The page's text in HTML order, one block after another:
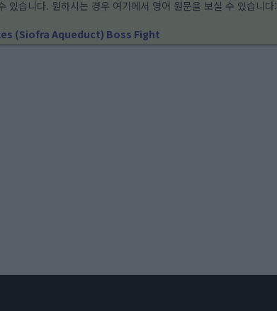
있습니다. 원하시는 경우 여기에서 영어 원문을 보실 수 있습니다:
(Siofra Aqueduct) Boss Fight